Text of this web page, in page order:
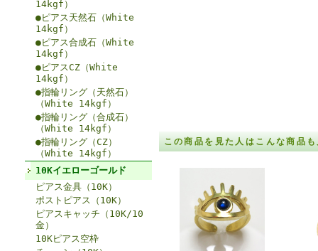
14kgf）
●ピアス天然石（White
14kgf）
●ピアス合成石（White
14kgf）
●ピアスCZ（White
14kgf）
●指輪リング（天然石）
（White 14kgf）
●指輪リング（合成石）
（White 14kgf）
●指輪リング（CZ）
（White 14kgf）
10Kイエローゴールド
ピアス金具（10K）
ポストピアス（10K）
ピアスキャッチ（10K/10
金）
10Kピアス空枠
この商品を見た人はこんな商品